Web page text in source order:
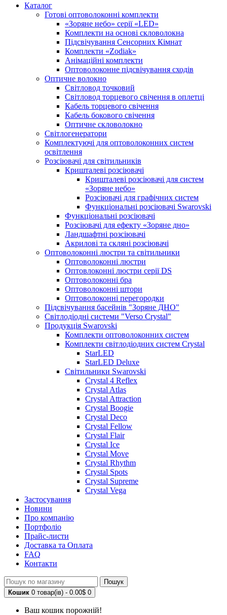
Каталог
Готові оптоволоконні комплекти
«Зоряне небо» серії «LED»
Комплекти на основі скловолокна
Підсвічування Сенсорних Кімнат
Комплекти «Zodiak»
Анімаційні комплекти
Оптоволоконне підсвічування сходів
Оптичне волокно
Світловод точковий
Світловод торцевого свічення в оплетці
Кабель торцевого свічення
Кабель бокового свічення
Оптичне скловолокно
Світлогенератори
Комплектуючі для оптоволоконних систем
освітлення
Розсіювачі для світильників
Кришталеві розсіювачі
Кришталеві розсіювачі для систем
«Зоряне небо»
Розсіювачі для графічних систем
Функціональні розсіювачі Swarovski
Функціональні розсіювачі
Розсіювачі для ефекту «Зоряне дно»
Ландшафтні розсіювачі
Акрилові та скляні розсіювачі
Оптоволоконні люстри та світильники
Оптоволоконні люстри
Оптовлоконні люстри серії DS
Оптоволоконні бра
Оптоволоконні штори
Оптоволоконні перегородки
Підсвічування басейнів "Зоряне ДНО"
Світлодіодні системи "Verso Crystal"
Продукція Swarovski
Комплекти оптоволоконних систем
Комплекти світлодіодних систем Crystal
StarLED
StarLED Deluxe
Світильники Swarovski
Crystal 4 Reflex
Crystal Atlas
Crystal Attraction
Crystal Boogie
Crystal Deco
Crystal Fellow
Crystal Flair
Crystal Ice
Crystal Move
Crystal Rhythm
Crystal Spots
Crystal Supreme
Crystal Vega
Застосування
Новини
Про компанію
Портфоліо
Прайс-листи
Доставка та Оплата
FAQ
Контакти
Пошук
Кошик 0 товар(ів) - 0.00$ 0
Ваш кошик порожній!